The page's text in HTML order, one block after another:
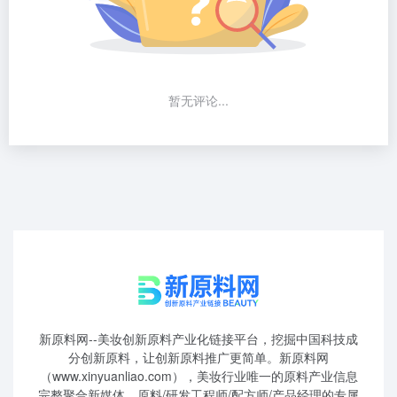
暂无评论...
新原料网--美妆创新原料产业化链接平台，挖掘中国科技成
分创新原料，让创新原料推广更简单。新原料网
（www.xinyuanliao.com），美妆行业唯一的原料产业信息